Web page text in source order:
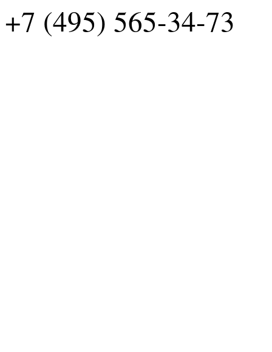
+7 (495) 565-34-73